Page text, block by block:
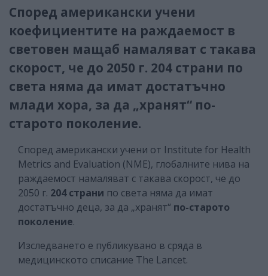
Според американски учени
коефициентите на раждаемост в
световен мащаб намаляват с такава
скорост, че до 2050 г. 204 страни по
света няма да имат достатъчно
млади хора, за да „хранят“ по-
старото поколение.
Според американски учени от Institute for Health
Metrics and Evaluation (NME), глобалните нива на
раждаемост намаляват с такава скорост, че до
2050 г. 204 страни по света няма да имат
достатъчно деца, за да „хранят“ по-старото
поколение.
Изследването е публикувано в сряда в
медицинското списание The Lancet.